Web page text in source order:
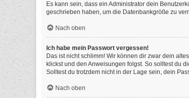
Es kann sein, dass ein Administrator dein
geschrieben haben, um die Datenbankgröße zu
Nach oben
Ich habe mein Passwort vergessen!
Das ist nicht schlimm! Wir können dir zwar dein
klickst und den Anweisungen folgst. So solltest du
Solltest du trotzdem nicht in der Lage sein, dein
Nach oben